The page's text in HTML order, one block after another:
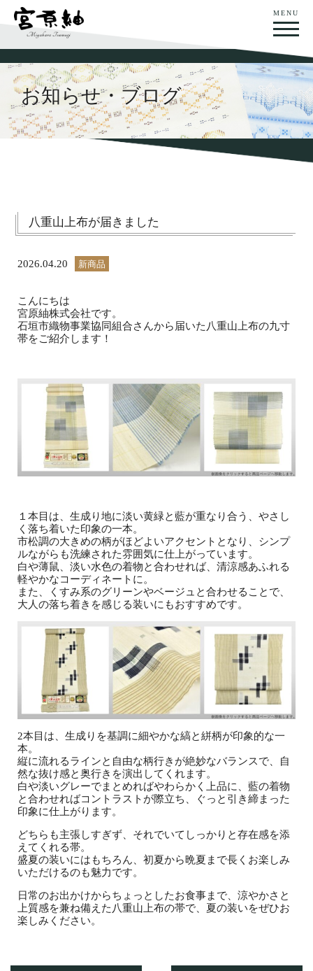
MENU
お知らせ・ブログ
八重山上布が届きました
2026.04.20 新商品
こんにちは
宮原紬株式会社です。
石垣市織物事業協同組合さんから届いた八重山上布の九寸
帯をご紹介します！
１本目は、生成り地に淡い黄緑と藍が重なり合う、やさし
く落ち着いた印象の一本。
市松調の大きめの柄がほどよいアクセントとなり、シンプ
ルながらも洗練された雰囲気に仕上がっています。
白や薄鼠、淡い水色の着物と合わせれば、清涼感あふれる
軽やかなコーディネートに。
また、くすみ系のグリーンやベージュと合わせることで、
大人の落ち着きを感じる装いにもおすすめです。
2本目は、生成りを基調に細やかな縞と絣柄が印象的な一
本。
縦に流れるラインと自由な柄行きが絶妙なバランスで、自
然な抜け感と奥行きを演出してくれます。
白や淡いグレーでまとめればやわらかく上品に、藍の着物
と合わせればコントラストが際立ち、ぐっと引き締まった
印象に仕上がります。
どちらも主張しすぎず、それでいてしっかりと存在感を添
えてくれる帯。
盛夏の装いにはもちろん、初夏から晩夏まで長くお楽しみ
いただけるのも魅力です。
日常のお出かけからちょっとしたお食事まで、涼やかさと
上質感を兼ね備えた八重山上布の帯で、夏の装いをぜひお
楽しみください。